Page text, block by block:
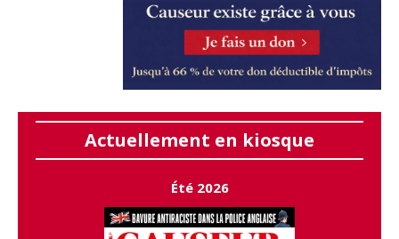
Actuellement en kiosque
Été 2026